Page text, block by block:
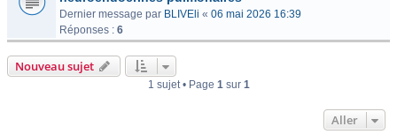
Dernier message par BLIVEli « 06 mai 2026 16:39
Réponses : 6
Nouveau sujet
1 sujet • Page 1sur 1
Aller